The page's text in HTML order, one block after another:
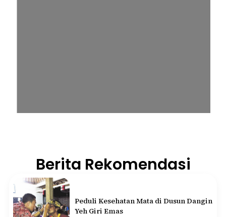
Berita Rekomendasi
Peduli Kesehatan Mata di Dusun Dangin
Yeh Giri Emas